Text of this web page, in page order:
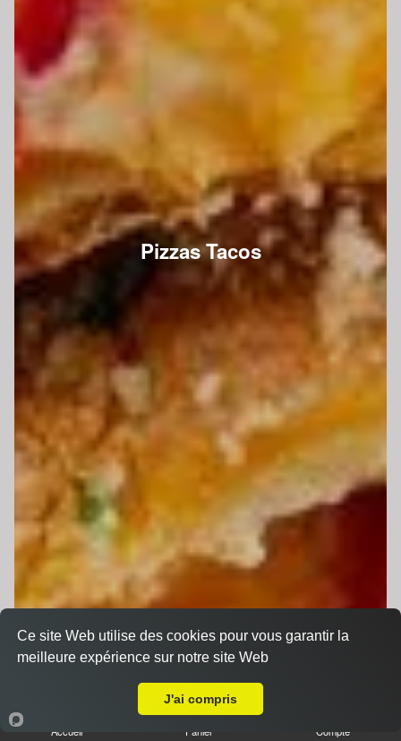
Pizzas Tacos
Accueil Panier Compte
Ce site Web utilise des cookies pour vous garantir la
meilleure expérience sur notre site Web
J'ai compris